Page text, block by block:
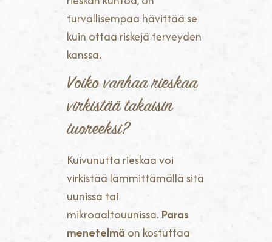
turvallisempaa hävittää se
kuin ottaa riskejä terveyden
kanssa.
Voiko vanhaa rieskaa
virkistää takaisin
tuoreeksi?
Kuivunutta rieskaa voi
virkistää lämmittämällä sitä
uunissa tai
mikroaaltouunissa. Paras
menetelmä on kostuttaa